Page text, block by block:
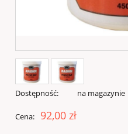
Dostępność: na magazynie
Cena: 92,00 zł